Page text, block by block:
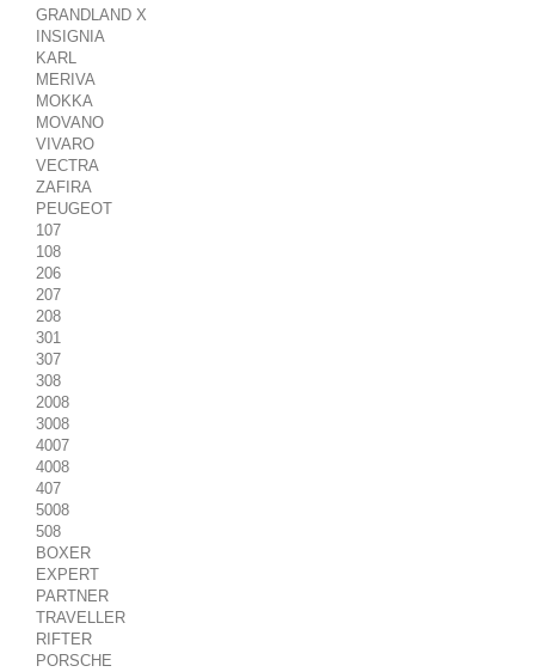
GRANDLAND X
INSIGNIA
KARL
MERIVA
MOKKA
MOVANO
VIVARO
VECTRA
ZAFIRA
PEUGEOT
107
108
206
207
208
301
307
308
2008
3008
4007
4008
407
5008
508
BOXER
EXPERT
PARTNER
TRAVELLER
RIFTER
PORSCHE